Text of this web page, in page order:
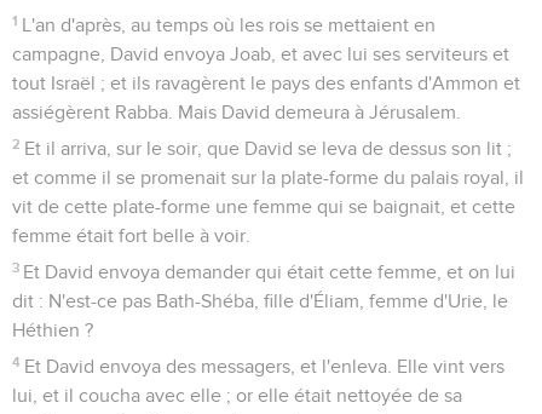
1 L'an d'après, au temps où les rois se mettaient en
campagne, David envoya Joab, et avec lui ses serviteurs et
tout Israël ; et ils ravagèrent le pays des enfants d'Ammon et
assiégèrent Rabba. Mais David demeura à Jérusalem.
2 Et il arriva, sur le soir, que David se leva de dessus son lit ;
et comme il se promenait sur la plate-forme du palais royal, il
vit de cette plate-forme une femme qui se baignait, et cette
femme était fort belle à voir.
3 Et David envoya demander qui était cette femme, et on lui
dit : N'est-ce pas Bath-Shéba, fille d'Éliam, femme d'Urie, le
Héthien ?
4 Et David envoya des messagers, et l'enleva. Elle vint vers
lui, et il coucha avec elle ; or elle était nettoyée de sa